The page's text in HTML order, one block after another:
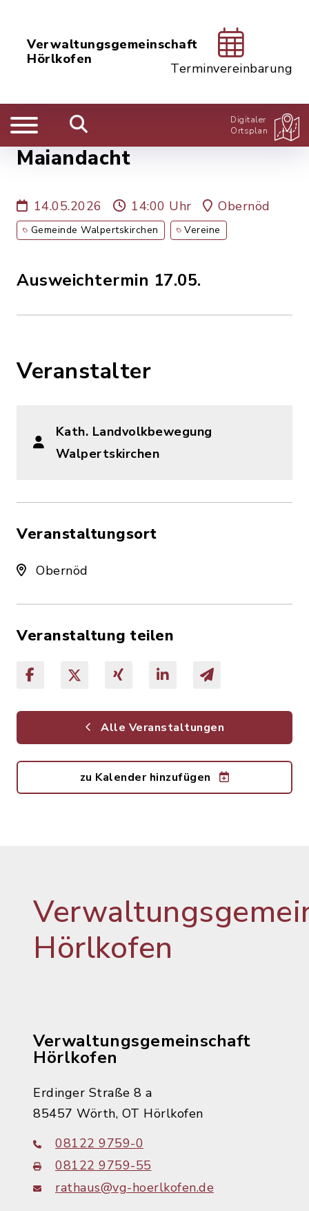
Verwaltungsgemeinschaft
Hörlkofen
Terminvereinbarung
Digitaler
Ortsplan
Maiandacht
14.05.2026 14:00 Uhr Obernöd
Gemeinde Walpertskirchen Vereine
Ausweichtermin 17.05.
Veranstalter
Kath. Landvolkbewegung
Walpertskirchen
Veranstaltungsort
Obernöd
Veranstaltung teilen
Alle Veranstaltungen
zu Kalender hinzufügen
Hörlkofen
Verwaltungsgemeinschaft
Hörlkofen
Erdinger Straße 8 a
85457 Wörth, OT Hörlkofen
08122 9759-0
08122 9759-55
rathaus@vg-hoerlkofen.de